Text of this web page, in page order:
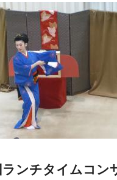
ンチタイムコン